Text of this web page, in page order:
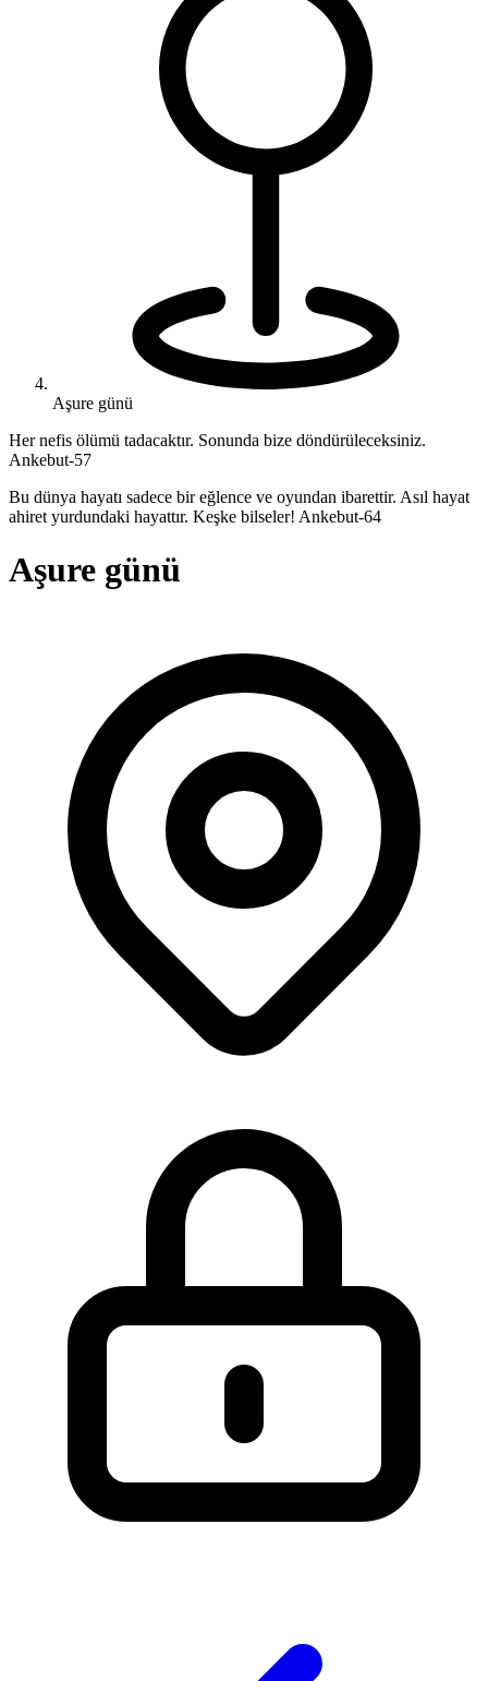
Aşure günü
Her nefis ölümü tadacaktır. Sonunda bize döndürüleceksiniz.
Ankebut-57
Bu dünya hayatı sadece bir eğlence ve oyundan ibarettir. Asıl hayat
ahiret yurdundaki hayattır. Keşke bilseler! Ankebut-64
Aşure günü